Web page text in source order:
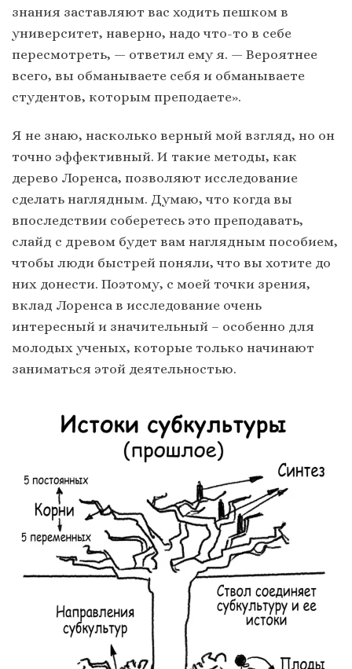
знания заставляют вас ходить пешком в
университет, наверно, надо что-то в себе
пересмотреть, — ответил ему я. — Вероятнее
всего, вы обманываете себя и обманываете
студентов, которым преподаете».
Я не знаю, насколько верный мой взгляд, но он
точно эффективный. И такие методы, как
дерево Лоренса, позволяют исследование
сделать наглядным. Думаю, что когда вы
впоследствии соберетесь это преподавать,
слайд с древом будет вам наглядным пособием,
чтобы люди быстрей поняли, что вы хотите до
них донести. Поэтому, с моей точки зрения,
вклад Лоренса в исследование очень
интересный и значительный – особенно для
молодых ученых, которые только начинают
заниматься этой деятельностью.